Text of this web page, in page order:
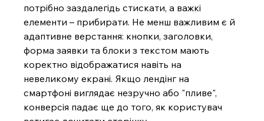
потрібно заздалегідь стискати, а важкі
елементи – прибирати. Не менш важливим є й
адаптивне верстання: кнопки, заголовки,
форма заявки та блоки з текстом мають
коректно відображатися навіть на
невеликому екрані. Якщо лендінг на
смартфоні виглядає незручно або "пливе",
конверсія падає ще до того, як користувач